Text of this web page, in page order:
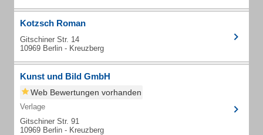
Kotzsch Roman
Gitschiner Str. 14
10969 Berlin - Kreuzberg
Kunst und Bild GmbH
Web Bewertungen vorhanden
Verlage
Gitschiner Str. 91
10969 Berlin - Kreuzberg